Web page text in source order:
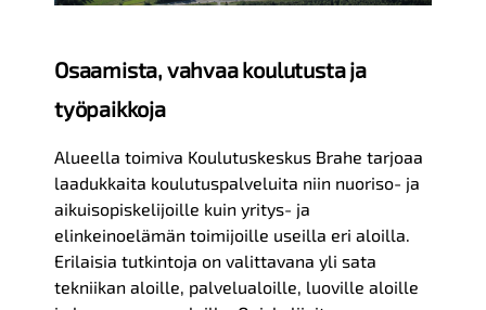
Osaamista, vahvaa koulutusta ja
työpaikkoja
Alueella toimiva Koulutuskeskus Brahe tarjoaa
laadukkaita koulutuspalveluita niin nuoriso- ja
aikuisopiskelijoille kuin yritys- ja
elinkeinoelämän toimijoille useilla eri aloilla.
Erilaisia tutkintoja on valittavana yli sata
tekniikan aloille, palvelualoille, luoville aloille